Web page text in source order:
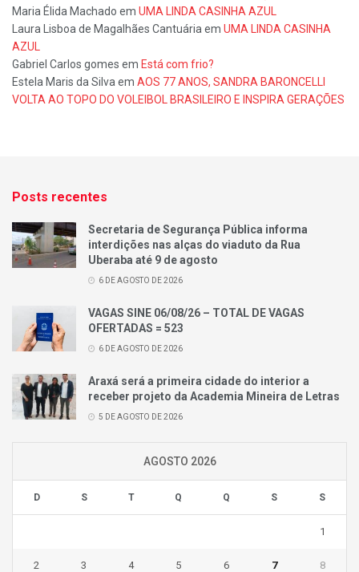
Maria Élida Machado em UMA LINDA CASINHA AZUL
Laura Lisboa de Magalhães Cantuária em UMA LINDA CASINHA
AZUL
Gabriel Carlos gomes em Está com frio?
Estela Maris da Silva em AOS 77 ANOS, SANDRA BARONCELLI
VOLTA AO TOPO DO VOLEIBOL BRASILEIRO E INSPIRA GERAÇÕES
Posts recentes
Secretaria de Segurança Pública informa
interdições nas alças do viaduto da Rua
Uberaba até 9 de agosto
6 DE AGOSTO DE 2026
VAGAS SINE 06/08/26 – TOTAL DE VAGAS
OFERTADAS = 523
6 DE AGOSTO DE 2026
Araxá será a primeira cidade do interior a
receber projeto da Academia Mineira de Letras
5 DE AGOSTO DE 2026
AGOSTO 2026
D S T Q Q S S
1
2 3 4 5 6 7 8